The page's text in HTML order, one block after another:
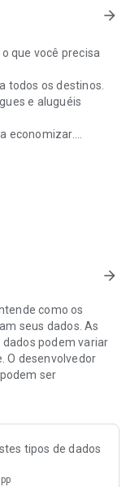
arrow_forward
que você precisa
todos os destinos.
e aluguéis
economizar.
Orlando, pode
e avisaremos
Além disso,
reservas.
arrow_forward
como os
seus dados. As
podem variar
O desenvolvedor
ser
tipos de dados